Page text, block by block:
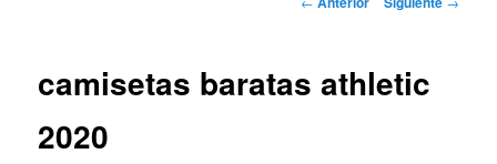
camisetas baratas athletic
2020